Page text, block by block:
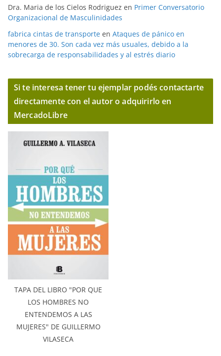
Dra. Maria de los Cielos Rodriguez en Primer Conversatorio
Organizacional de Masculinidades
fabrica cintas de transporte en Ataques de pánico en
menores de 30. Son cada vez más usuales, debido a la
sobrecarga de responsabilidades y al estrés diario
Si te interesa tener tu ejemplar podés contactarte
directamente con el autor o adquirirlo en
MercadoLibre
TAPA DEL LIBRO "POR QUE
LOS HOMBRES NO
ENTENDEMOS A LAS
MUJERES" DE GUILLERMO
VILASECA